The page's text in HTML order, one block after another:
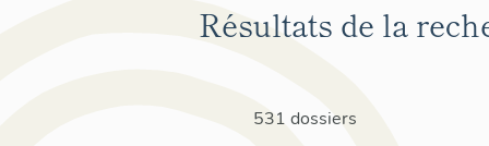
Résultats de la
531 dossiers